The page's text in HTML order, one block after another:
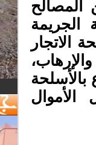
الجريمة
الاتجار